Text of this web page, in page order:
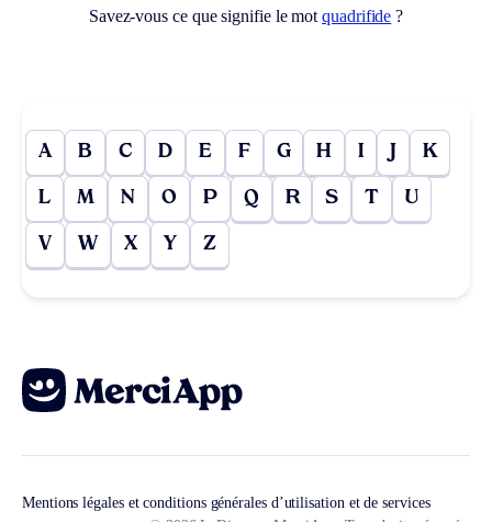
Savez-vous ce que signifie le motquadrifide ?
A B C D E F G H I J K
L M N O P Q R S T U
V W X Y Z
Mentions légales et conditions générales d’utilisation et de services